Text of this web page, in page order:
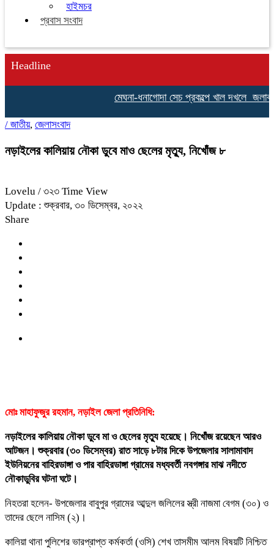
হাইমচর
প্রবাস সংবাদ
Headline
মেঘনা-ধনাগোদা সেচ প্রকল্পে খাল দখলে
/ জাতীয়, জেলাসংবাদ
নড়াইলের কালিয়ায় নৌকা ডুবে মাও ছেলের মৃত্যু, নিখোঁজ ৮
Lovelu / ৩২৩ Time View
Update : শুক্রবার, ৩০ ডিসেম্বর, ২০২২
Share
মোঃ মাহাফুজুর রহমান, নড়াইল জেলা প্রতিনিধি:
নড়াইলের কালিয়ায় নৌকা ডুবে মা ও ছেলের মৃত্যু হয়েছে। নিখোঁজ রয়েছেন আরও
আটজন। শুক্রবার (৩০ ডিসেম্বর) রাত সাড়ে ৮টার দিকে উপজেলার সালামাবাদ
ইউনিয়নের বাহিরডাঙ্গা ও পার বাহিরডাঙ্গা গ্রামের মধ্যবর্তী নবগঙ্গার মাঝ নদীতে
নৌকাডুবির ঘটনা ঘটে।
নিহতরা হলেন- উপজেলার বাবুপুর গ্রামের আব্দুল জলিলের স্ত্রী নাজমা বেগম (৩০) ও
তাদের ছেলে নাসিম (২)।
কালিয়া থানা পুলিশের ভারপ্রাপ্ত কর্মকর্তা (ওসি) শেখ তাসমীম আলম বিষয়টি নিশ্চিত